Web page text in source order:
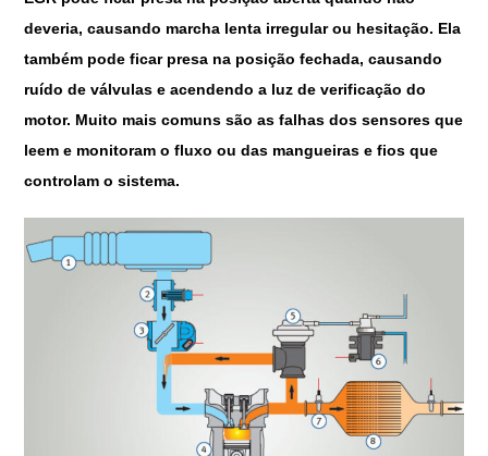
deveria, causando marcha lenta irregular ou hesitação. Ela
também pode ficar presa na posição fechada, causando
ruído de válvulas e acendendo a luz de verificação do
motor. Muito mais comuns são as falhas dos sensores que
leem e monitoram o fluxo ou das mangueiras e fios que
controlam o sistema.